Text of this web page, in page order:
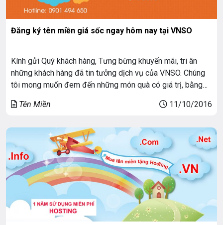
Đăng ký tên miền giá sốc ngay hôm nay tại VNSO
Kính gửi Quý khách hàng, Tưng bừng khuyến mãi, tri ân
những khách hàng đã tin tưởng dịch vụ của VNSO. Chúng
tôi mong muốn đem đến những món quà có giá trị, bằng
KÝ TÊN MIỀN GIÁ SỐC.
Tên Miền 11/10/2016